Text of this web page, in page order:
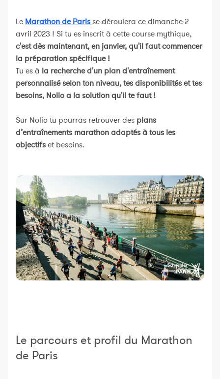
Le Marathon de Parisse déroulera ce dimanche 2
avril 2023 ! Si tu es inscrit à cette course mythique,
c'est dès maintenant, en janvier, qu'il faut commencer
la préparation spécifique !
Tu es à la recherche d'un plan d'entraînement
personnalisé selon ton niveau, tes disponibilités et tes
besoins, Nolio a la solution qu'il te faut !
Sur Nolio tu pourras retrouver des plans
d’entraînements marathon adaptés à tous les
objectifset besoins.
Le parcours et profil du Marathon
de Paris